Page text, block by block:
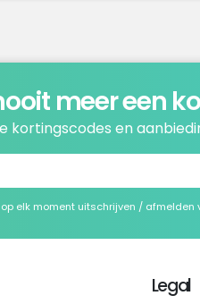
meer een
kortingscodes en
elk moment uitschrijven / afmelden
Legal